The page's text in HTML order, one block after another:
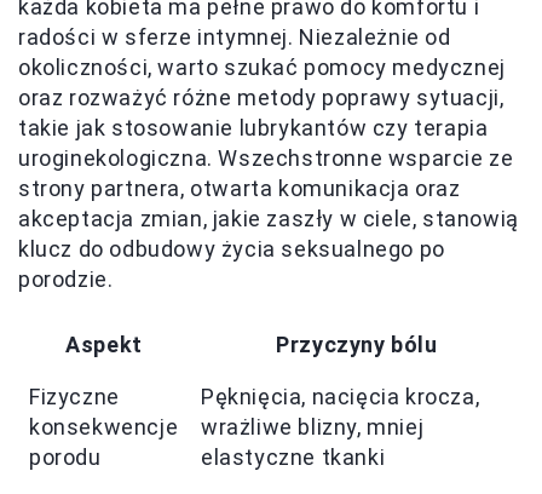
każda kobieta ma pełne prawo do komfortu i
radości w sferze intymnej. Niezależnie od
okoliczności, warto szukać pomocy medycznej
oraz rozważyć różne metody poprawy sytuacji,
takie jak stosowanie lubrykantów czy terapia
uroginekologiczna. Wszechstronne wsparcie ze
strony partnera, otwarta komunikacja oraz
akceptacja zmian, jakie zaszły w ciele, stanowią
klucz do odbudowy życia seksualnego po
porodzie.
Aspekt Przyczyny bólu
Fizyczne
konsekwencje
porodu
Pęknięcia, nacięcia krocza,
wrażliwe blizny, mniej
elastyczne tkanki